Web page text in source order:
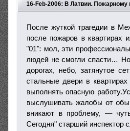
16-Feb-2006: В Латвии.
После жуткой трагедии в
после пожаров в квартирах
"01": мол, эти
людей не смогли спасти…
дорогах, небо, затянутое
стальные двери в
выполнять опасную
выслушивать жалобы от
вникают в проблему, —
Сегодня" старший инспектор